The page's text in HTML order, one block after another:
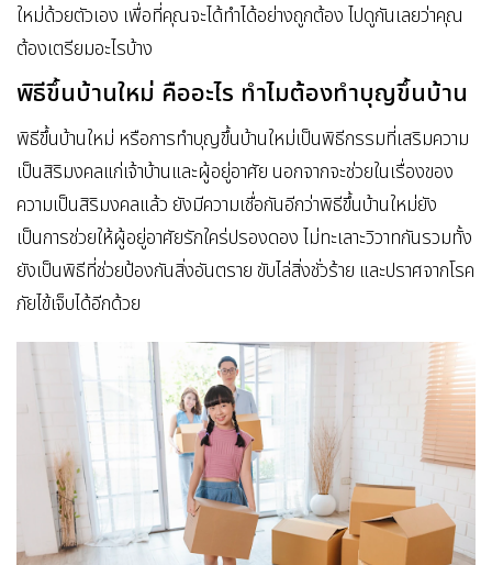
ใหม่ด้วยตัวเอง เพื่อที่คุณจะได้ทำได้อย่างถูกต้อง ไปดูกันเลยว่าคุณ
ต้องเตรียมอะไรบ้าง
พิธีขึ้นบ้านใหม่ คืออะไร ทำไมต้องทำบุญขึ้นบ้าน
พิธีขึ้นบ้านใหม่ หรือการทำบุญขึ้นบ้านใหม่เป็นพิธีกรรมที่เสริมความ
เป็นสิริมงคลแก่เจ้าบ้านและผู้อยู่อาศัย นอกจากจะช่วยในเรื่องของ
ความเป็นสิริมงคลแล้ว ยังมีความเชื่อกันอีกว่าพิธีขึ้นบ้านใหม่ยัง
เป็นการช่วยให้ผู้อยู่อาศัยรักใคร่ปรองดอง ไม่ทะเลาะวิวาทกันรวมทั้ง
ยังเป็นพิธีที่ช่วยป้องกันสิ่งอันตราย ขับไล่สิ่งชั่วร้าย และปราศจากโรค
ภัยไข้เจ็บได้อีกด้วย